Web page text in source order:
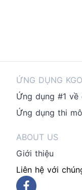
ỨNG DỤNG
Ứng dụng #1 về
Ứng dụng thi
ABOUT US
Giới thiệu
Liên hệ với